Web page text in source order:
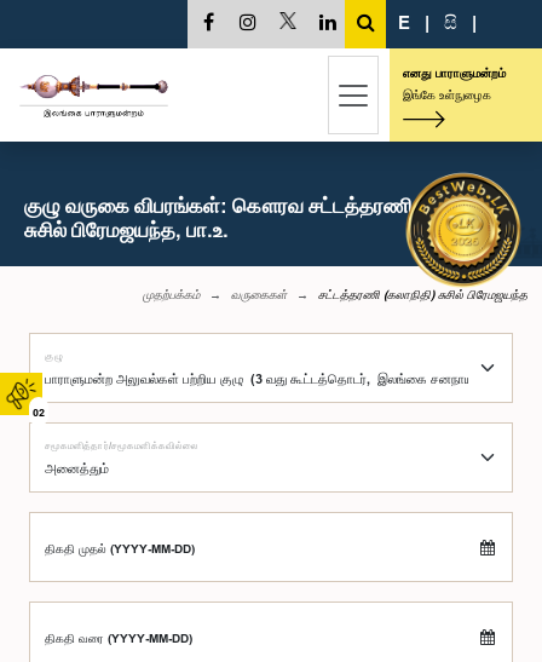
02
E | සි |
எனது பாராளுமன்றம்
இங்கே உள்நுழைக
குழு வருகை விபரங்கள்: கௌரவ சட்டத்தரணி (கலாநிதி)
சுசில் பிரேமஜயந்த, பா.உ.
முதற்பக்கம் வருகைகள் சட்டத்தரணி (கலாநிதி) சுசில் பிரேமஜயந்த
குழு
சமூகமளித்தார்/சமூகமளிக்கவில்லை
திகதி முதல் (YYYY-MM-DD)
திகதி வரை (YYYY-MM-DD)